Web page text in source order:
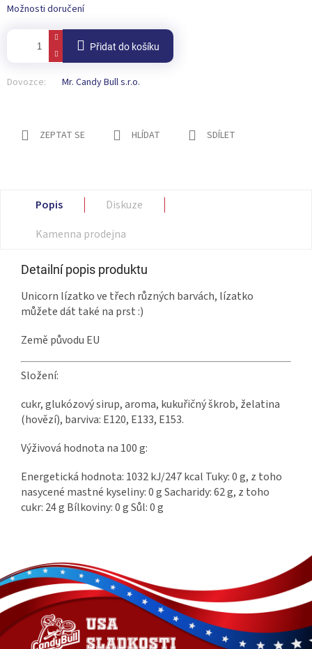
Možnosti doručení
Přidat do košíku
Dovozce: Mr. Candy Bull s.r.o.
ZEPTAT SE HLÍDAT SDÍLET
Popis
Diskuze
Kamenna prodejna
Detailní popis produktu
Unicorn lízatko ve třech různých barvách, lízatko
můžete dát také na prst :)
Země původu EU
Složení:
cukr, glukózový sirup, aroma, kukuřičný škrob, želatina
(hovězí), barviva: E120, E133, E153.
Výživová hodnota na 100 g:
Energetická hodnota: 1032 kJ/247 kcal Tuky: 0 g, z toho
nasycené mastné kyseliny: 0 g Sacharidy: 62 g, z toho
cukr: 24 g Bílkoviny: 0 g Sůl: 0 g
á
p
a
í